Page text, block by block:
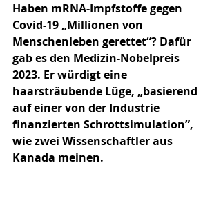
Haben mRNA-Impfstoffe gegen
Covid-19 „Millionen von
Menschenleben gerettet“? Dafür
gab es den Medizin-Nobelpreis
2023. Er würdigt eine
haarsträubende Lüge, „basierend
auf einer von der Industrie
finanzierten Schrottsimulation”,
wie zwei Wissenschaftler aus
Kanada meinen.